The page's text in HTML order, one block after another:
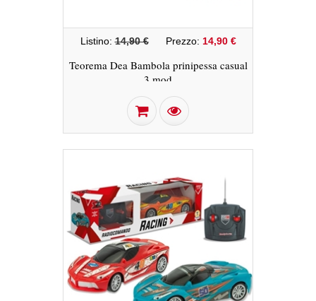
Listino:14,90 €Prezzo: 14,90 €
Teorema Dea Bambola prinipessa casual
3 mod